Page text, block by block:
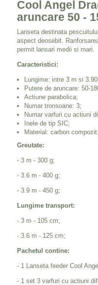
Cool Angel
aruncare 50 -
Lanseta destinata
aspect deosebit.
permit lansari medii si mari.
Caracteristici:
Lungime: intre 3 m si
Putere de aruncare: 50-
Actiune parabolica;
Numar tronsoane: 3;
Numar varfuri cu actiuni
Inele de tip SIC;
Material: carbon compozit;
Greutate:
- 3 m - 300 g;
- 3.6 m - 400 g;
- 3.9 m - 450 g;
Lungime transport:
- 3 m - 105 cm;
- 3.6 m - 125 cm;
Pachetul contine:
- 1 Lanseta feeder Cool
- 1 set 3 varfuri cu actiuni